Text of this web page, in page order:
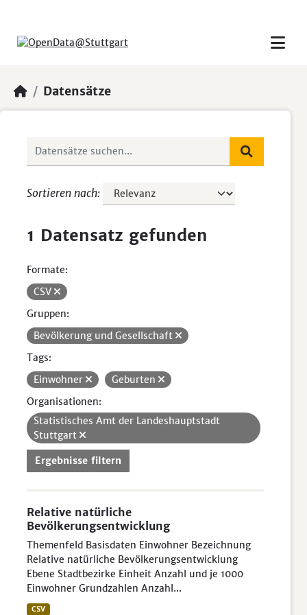
Datensätze
Sortieren nach
1 Datensatz gefunden
Formate:
CSV
Gruppen:
Bevölkerung und Gesellschaft
Tags:
Einwohner
Geburten
Organisationen:
Statistisches Amt der Landeshauptstadt
Stuttgart
Ergebnisse filtern
Relative natürliche
Bevölkerungsentwicklung
Themenfeld Basisdaten Einwohner Bezeichnung
Relative natürliche Bevölkerungsentwicklung
Ebene Stadtbezirke Einheit Anzahl und je 1000
Einwohner Grundzahlen Anzahl...
CSV